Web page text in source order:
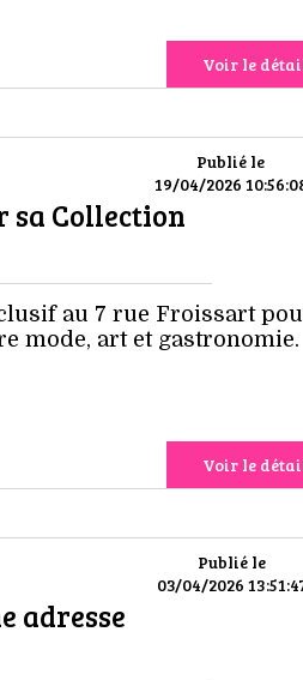
Voir le
Publié le
19/04/2026
sa Collection
au 7 rue Froissart
mode, art et gastronomie.
Voir le
Publié le
03/04/2026
adresse